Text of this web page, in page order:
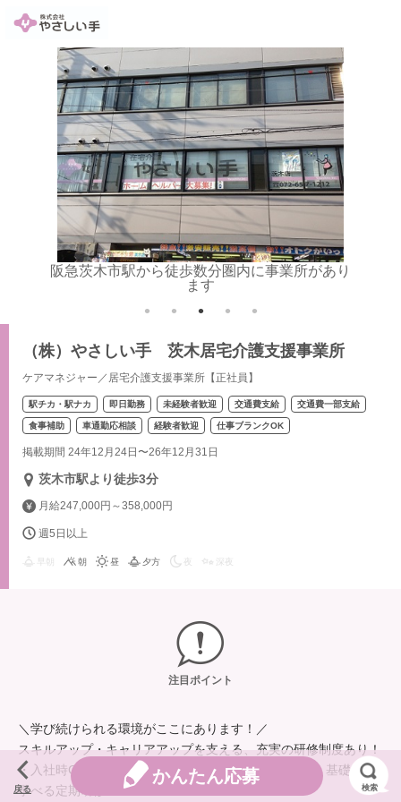
阪急茨木市駅から徒歩数分圏内に事業所があり
ます
（株）やさしい手 茨木居宅介護支援事業所
ケアマネジャー／居宅介護支援事業所【正社員】
駅チカ・駅ナカ 即日勤務 未経験者歓迎 交通費支給 交通費一部支給
食事補助 車通勤応相談 経験者歓迎 仕事ブランクOK
掲載期間 24年12月24日〜26年12月31日
茨木市駅より徒歩3分
月給247,000円～358,000円
週5日以上
朝 昼 夕方 夜 深夜
注目ポイント
＼学び続けられる環境がここにあります！／
スキルアップ・キャリアアップを支える、充実の研修制度あり！
・入社時CM研修（入社時）／初任者研修（奇数月）：基礎から
学べる定期研修
戻る
かんたん応募
検索